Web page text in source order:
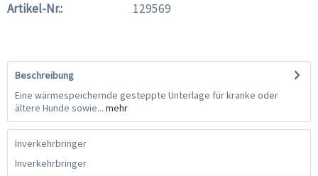
Artikel-Nr.: 129569
Beschreibung
Eine wärmespeichernde gesteppte Unterlage für kranke oder
ältere Hunde sowie... mehr
Inverkehrbringer
Inverkehrbringer